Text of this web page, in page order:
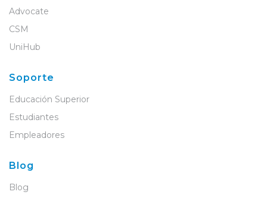
Advocate
CSM
UniHub
Soporte
Educación Superior
Estudiantes
Empleadores
Blog
Blog